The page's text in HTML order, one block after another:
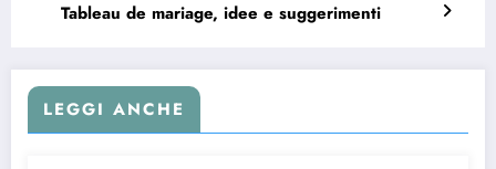
Tableau de mariage, idee e suggerimenti
LEGGI ANCHE